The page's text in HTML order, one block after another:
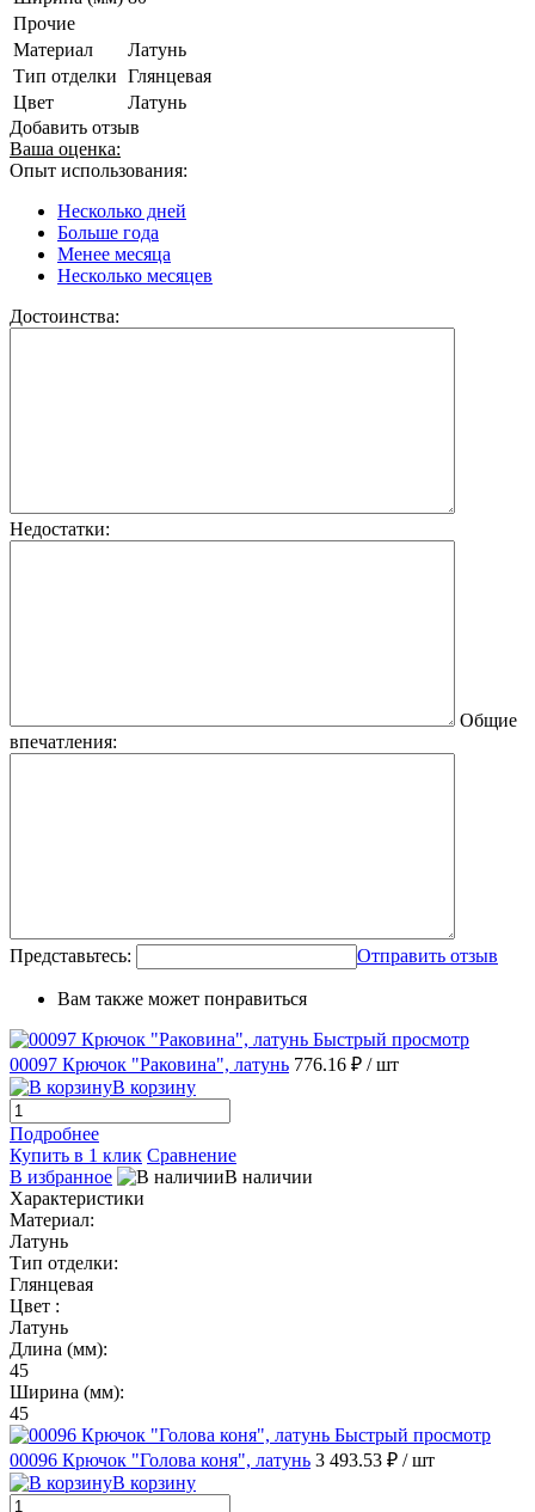
Прочие
Материал
Латунь
Тип отделки Глянцевая
Цвет
Латунь
Добавить отзыв
Ваша оценка:
Опыт использования:
Несколько дней
Больше года
Менее месяца
Несколько месяцев
Достоинства:
Недостатки:
Общие
впечатления:
Представьтесь: Отправить отзыв
Вам также может понравиться
Быстрый просмотр
00097 Крючок "Раковина", латунь 776.16 ₽ / шт
В корзину
Подробнее
Купить в 1 клик Сравнение
В избранное
В наличии
Характеристики
Материал:
Латунь
Тип отделки:
Глянцевая
Цвет :
Латунь
Длина (мм):
45
Ширина (мм):
45
Быстрый просмотр
00096 Крючок "Голова коня", латунь 3 493.53 ₽ / шт
В корзину